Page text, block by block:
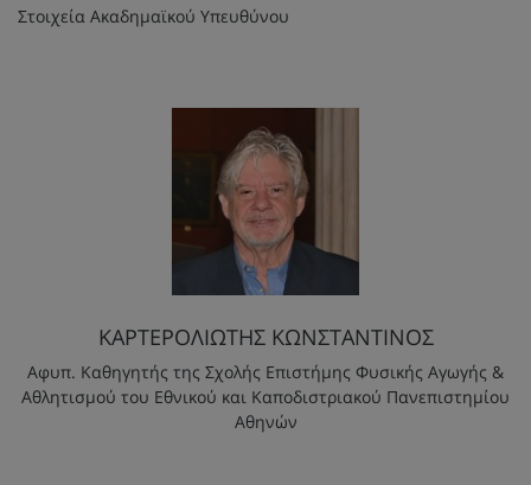
Στοιχεία Ακαδημαϊκού Υπευθύνου
ΚΑΡΤΕΡΟΛΙΩΤΗΣ ΚΩΝΣΤΑΝΤΙΝΟΣ
Αφυπ. Καθηγητής της Σχολής Επιστήμης Φυσικής Αγωγής &
Αθλητισμού του Εθνικού και Καποδιστριακού Πανεπιστημίου
Αθηνών